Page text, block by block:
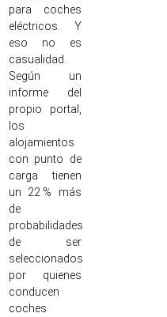
para coches
eléctricos. Y
eso no es
casualidad.
Según un
informe del
propio portal,
los
alojamientos
con punto de
carga tienen
un 22 % más
de
probabilidades
de ser
seleccionados
por quienes
conducen
coches